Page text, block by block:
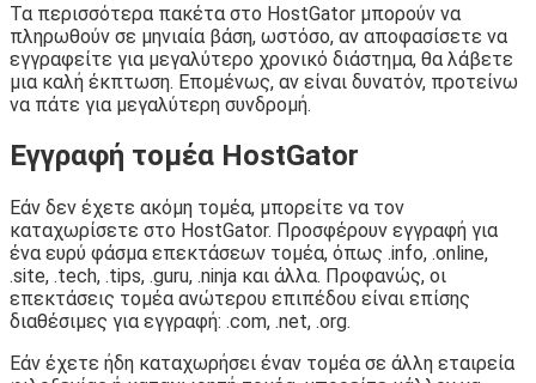
Τα περισσότερα πακέτα στο HostGator μπορούν να
πληρωθούν σε μηνιαία βάση, ωστόσο, αν αποφασίσετε να
εγγραφείτε για μεγαλύτερο χρονικό διάστημα, θα λάβετε
μια καλή έκπτωση. Επομένως, αν είναι δυνατόν, προτείνω
να πάτε για μεγαλύτερη συνδρομή.
Εγγραφή τομέα HostGator
Εάν δεν έχετε ακόμη τομέα, μπορείτε να τον
καταχωρίσετε στο HostGator. Προσφέρουν εγγραφή για
ένα ευρύ φάσμα επεκτάσεων τομέα, όπως .info, .online,
.site, .tech, .tips, .guru, .ninja και άλλα. Προφανώς, οι
επεκτάσεις τομέα ανώτερου επιπέδου είναι επίσης
διαθέσιμες για εγγραφή: .com, .net, .org.
Εάν έχετε ήδη καταχωρήσει έναν τομέα σε άλλη εταιρεία